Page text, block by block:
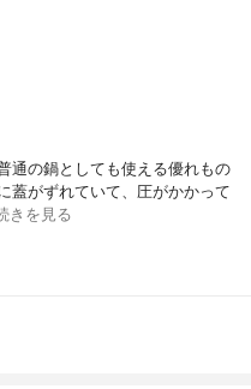
通の鍋としても使える優れもの
蓋がずれていて、圧がかかって
きを見る